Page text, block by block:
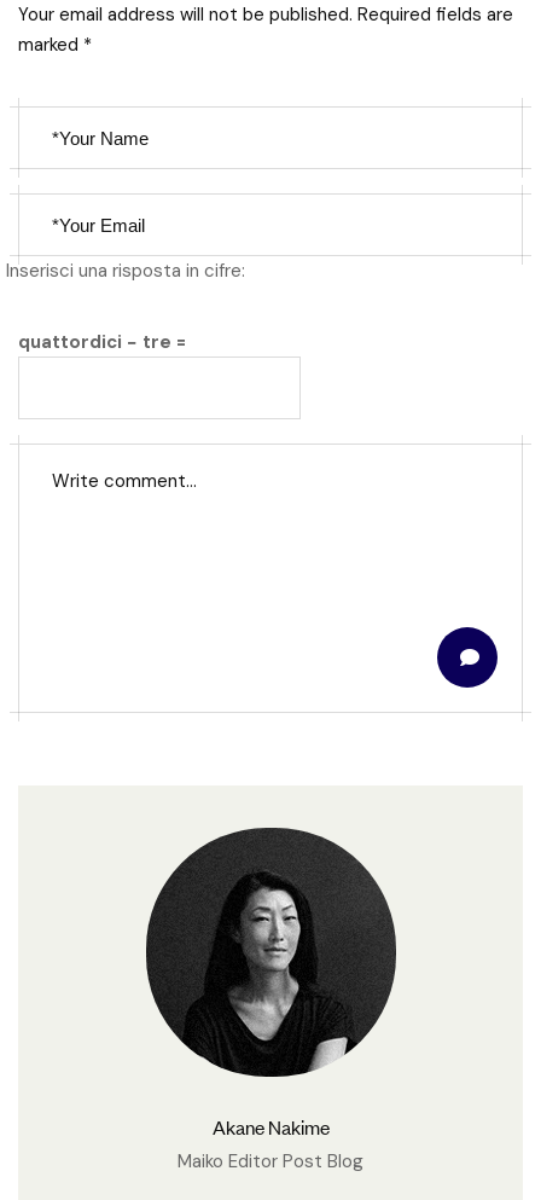
Your email address will not be published. Required fields are
marked *
Inserisci una risposta in cifre:
quattordici − tre =
Akane Nakime
Maiko Editor Post Blog